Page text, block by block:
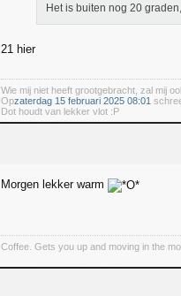
Het is buiten nog 20
21 hier
Wie mij niet heeft grootgebracht, zal mij
Opzaterdag 15 februari 2025 08:01
Dot houdt van lekker vlot :P
Morgen lekker warm
Coffee. Gets you up and moving in the